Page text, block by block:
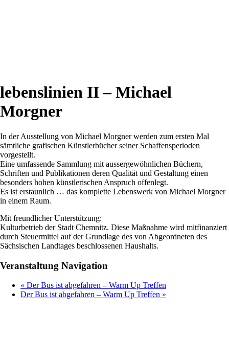
lebenslinien II – Michael
Morgner
In der Ausstellung von Michael Morgner werden zum ersten Mal
sämtliche grafischen Künstlerbücher seiner Schaffensperioden
vorgestellt.
Eine umfassende Sammlung mit aussergewöhnlichen Büchern,
Schriften und Publikationen deren Qualität und Gestaltung einen
besonders hohen künstlerischen Anspruch offenlegt.
Es ist erstaunlich … das komplette Lebenswerk von Michael Morgner
in einem Raum.
Mit freundlicher Unterstützung:
Kulturbetrieb der Stadt Chemnitz. Diese Maßnahme wird mitfinanziert
durch Steuermittel auf der Grundlage des von Abgeordneten des
Sächsischen Landtages beschlossenen Haushalts.
Veranstaltung Navigation
« Der Bus ist abgefahren – Warm Up Treffen
Der Bus ist abgefahren – Warm Up Treffen »